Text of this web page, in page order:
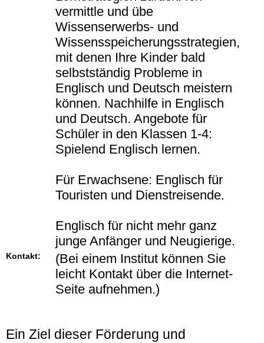
vermittle und übe
Wissenserwerbs- und
Wissensspeicherungsstrategien,
mit denen Ihre Kinder bald
selbstständig Probleme in
Englisch und Deutsch meistern
können. Nachhilfe in Englisch
und Deutsch. Angebote für
Schüler in den Klassen 1-4:
Spielend Englisch lernen.
Für Erwachsene: Englisch für
Touristen und Dienstreisende.
Englisch für nicht mehr ganz
junge Anfänger und Neugierige.
Kontakt:
(Bei einem Institut können Sie
leicht Kontakt über die Internet-
Seite aufnehmen.)
Ein Ziel dieser Förderung und